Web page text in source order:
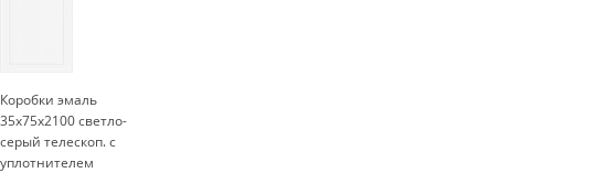
Коробки эмаль
35x75x2100 светло-
серый телескоп. с
уплотнителем